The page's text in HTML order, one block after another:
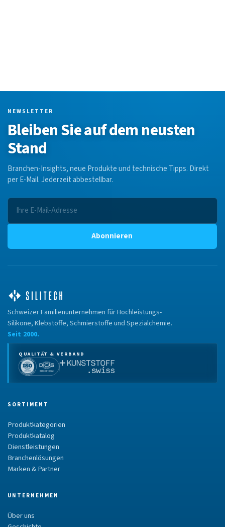
NEWSLETTER
Bleiben Sie auf dem neusten
Stand
Branchen-Insights, neue Produkte und technische Tipps. Direkt
per E-Mail. Jederzeit abbestellbar.
Abonnieren
Schweizer Familienunternehmen für Hochleistungs-
Silikone, Klebstoffe, Schmierstoffe und Spezialchemie.
Seit 2000.
QUALITÄT & VERBAND
SORTIMENT
Produktkategorien
Produktkatalog
Dienstleistungen
Branchenlösungen
Marken & Partner
UNTERNEHMEN
Über uns